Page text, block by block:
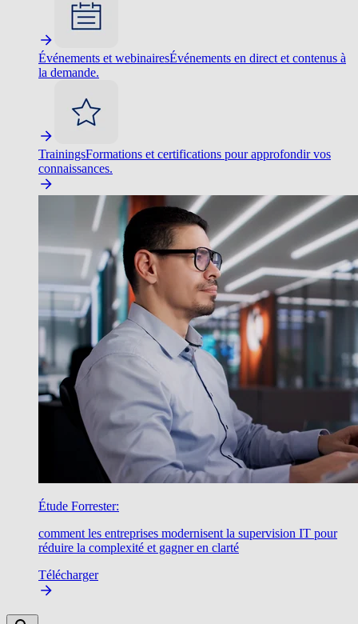
Événements et webinairesÉvénements en direct et contenus à
la demande.
TrainingsFormations et certifications pour approfondir vos
connaissances.
Étude Forrester:
comment les entreprises modernisent la supervision IT pour
réduire la complexité et gagner en clarté
Télécharger